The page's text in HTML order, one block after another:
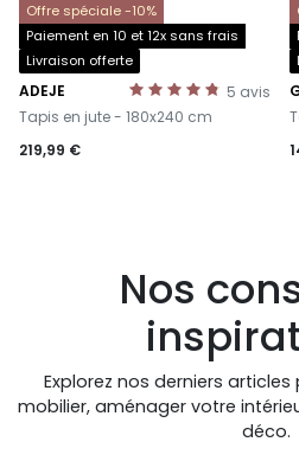
Offre spéciale -10%
Paiement en 10 et 12x sans frais
Livraison offerte
5 avis
ADEJE
-
Tapis en jute - 180x240 cm
219,99 €
-
Nos
Explorez nos derniers
mobilier, aménager votre
déco.